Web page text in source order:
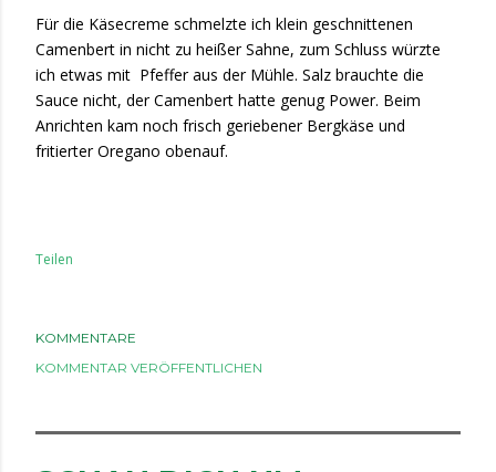
Für die Käsecreme schmelzte ich klein geschnittenen
Camenbert in nicht zu heißer Sahne, zum Schluss würzte
ich etwas mit Pfeffer aus der Mühle. Salz brauchte die
Sauce nicht, der Camenbert hatte genug Power. Beim
Anrichten kam noch frisch geriebener Bergkäse und
fritierter Oregano obenauf.
Teilen
KOMMENTARE
KOMMENTAR VERÖFFENTLICHEN